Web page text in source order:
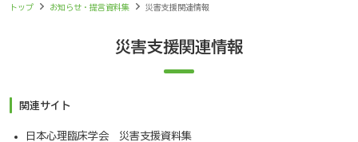
トップ お知らせ・提言資料集 災害支援関連情報
災害支援関連情報
関連サイト
日本心理臨床学会 災害支援資料集